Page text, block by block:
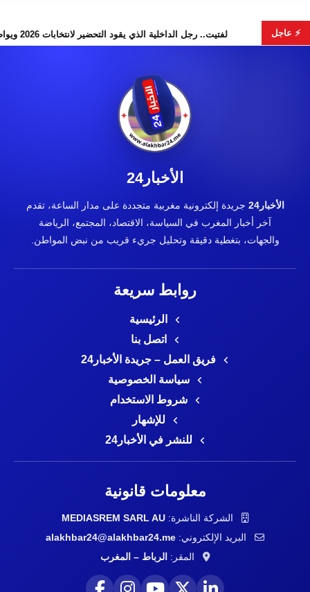
⚡ عاجلأحيدوس” تخطف الأضواء لفتيت.. رجل الداخلية الذي يقود التحضير لانتخابات 2026
الأخبار24
الأخبار24
جريدة إلكترونية مغربية متجددة على مدار الساعة، تقدم
آخر أخبار المغرب في السياسة، الاقتصاد، المجتمع، الرياضة
والجهات، بتغطية دقيقة وتحليل جريء قريب من نبض المواطن.
روابط سريعة
الرئيسية
اتصل بنا
فريق العمل – جريدة الأخبار24
سياسة الخصوصية
شروط الاستخدام
للإشهار
للنشر في الأخبار24
معلومات قانونية
الشركة الناشرة:MEDIASREM SARL AU
البريد الإلكتروني: alakhbar24@alakhbar24.me
المقر: الرباط – المغرب